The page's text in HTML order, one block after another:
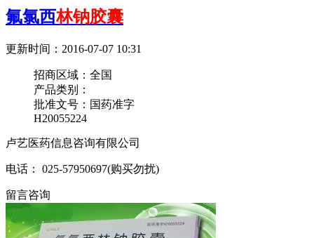
氟氯西林钠胶囊
更新时间：2016-07-07 10:31
招商区域： 全国
产品类别：
批准文号： 国药准字
H20055224
卢艺医药信息咨询有限公司
电话： 025-57950697(购买勿扰)
留言咨询